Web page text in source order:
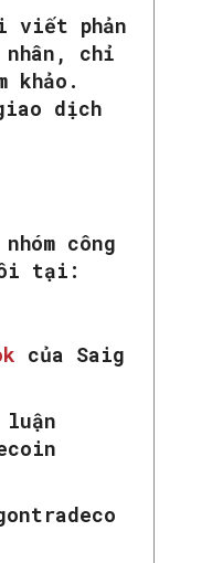
viết phản
nhân, chỉ
khảo.
dịch
công
tại:
của Saig
luận